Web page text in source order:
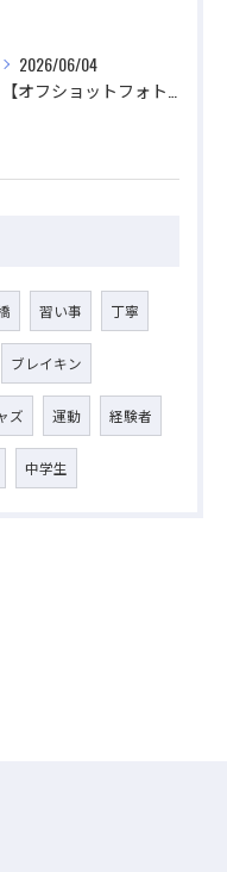
2026/06/04
習い事 丁寧
ブレイキン
ズ 運動 経験者
中学生